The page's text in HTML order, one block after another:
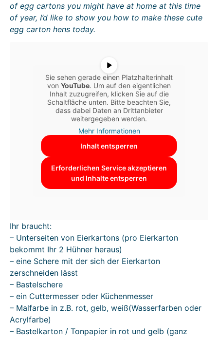
of egg cartons you might have at home at this time
of year, I’d like to show you how to make these cute
egg carton hens today.
Sie sehen gerade einen Platzhalterinhalt
von YouTube. Um auf den eigentlichen
Inhalt zuzugreifen, klicken Sie auf die
Schaltfläche unten. Bitte beachten Sie,
dass dabei Daten an Drittanbieter
weitergegeben werden.
Mehr Informationen
Inhalt entsperren
Erforderlichen Service akzeptieren
und Inhalte entsperren
Ihr braucht:
– Unterseiten von Eierkartons (pro Eierkarton
bekommt Ihr 2 Hühner heraus)
– eine Schere mit der sich der Eierkarton
zerschneiden lässt
– Bastelschere
– ein Cuttermesser oder Küchenmesser
– Malfarbe in z.B. rot, gelb, weiß(Wasserfarben oder
Acrylfarbe)
– Bastelkarton / Tonpapier in rot und gelb (ganz